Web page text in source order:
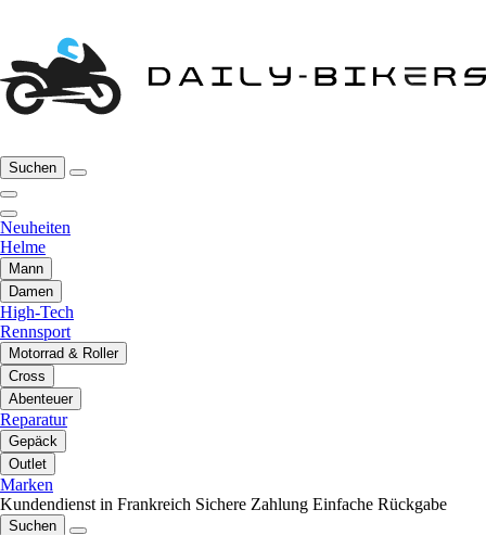
Suchen
Neuheiten
Helme
Mann
Damen
High-Tech
Rennsport
Motorrad & Roller
Cross
Abenteuer
Reparatur
Gepäck
Outlet
Marken
Kundendienst in Frankreich Sichere Zahlung Einfache Rückgabe
Suchen